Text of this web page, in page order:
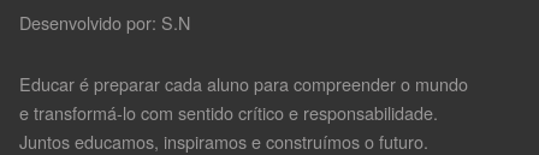
Desenvolvido por: S.N
Educar é preparar cada aluno para compreender o mundo
e transformá-lo com sentido crítico e responsabilidade.
Juntos educamos, inspiramos e construímos o futuro.